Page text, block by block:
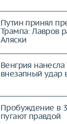
Путин принял
Трампа: Лавров
Аляски
Венгрия
внезапный удар
Пробуждение в
пугают правдой